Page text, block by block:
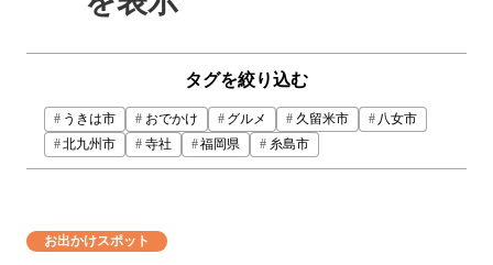
タグを絞り込む
うきは市 おでかけ グルメ 久留米市
八女市
北九州市
寺社 福岡県 糸島市
お出かけスポット